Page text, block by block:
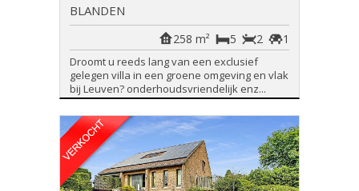
BLANDEN
1
2
5
258 m²
Droomt u reeds lang van een exclusief
gelegen villa in een groene omgeving en vlak
bij Leuven? onderhoudsvriendelijk enz...